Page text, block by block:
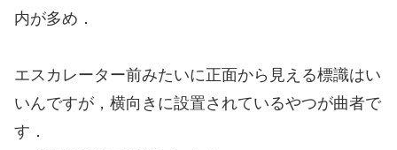
内が多め．
エスカレーター前みたいに正面から見える標識はい
いんですが，横向きに設置されているやつが曲者で
す．